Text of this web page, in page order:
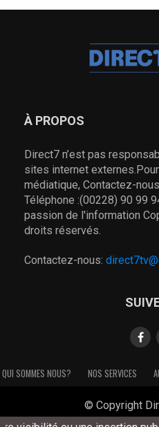
À PROPOS
Direct7 n’est pas
sites internet
médiatique, Contactez-
Téléphone :(00228) 90 99
passion de l'information
droits réservés.
Contactez-nous:
QUI SOMMES NOUS? NOS SERVICES
© Copyright